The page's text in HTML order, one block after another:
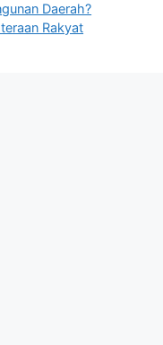
Daerah?
Rakyat